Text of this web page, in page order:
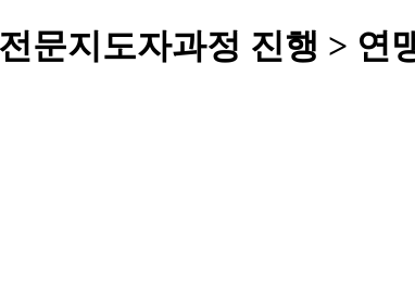
문지도자과정 진행 > 연